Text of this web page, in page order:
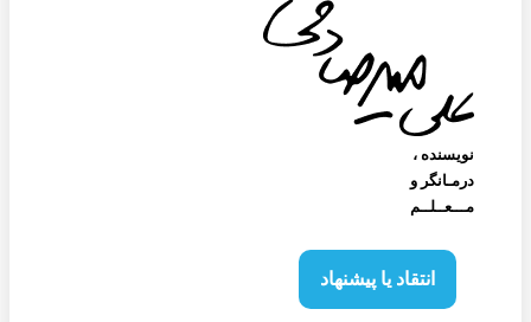
نویسنده‌ ،
درمـانگر و
مـــعــلــم
انتقاد یا پیشنهاد